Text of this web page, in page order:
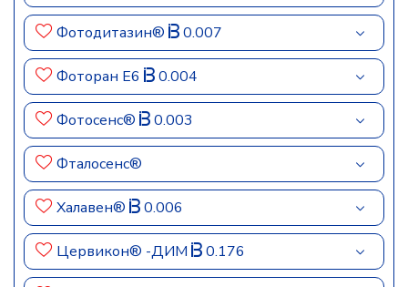
Фотодитазин® 0.007
Фоторан Е6 0.004
Фотосенс® 0.003
Фталосенс®
Халавен® 0.006
Цервикон® -ДИМ 0.176